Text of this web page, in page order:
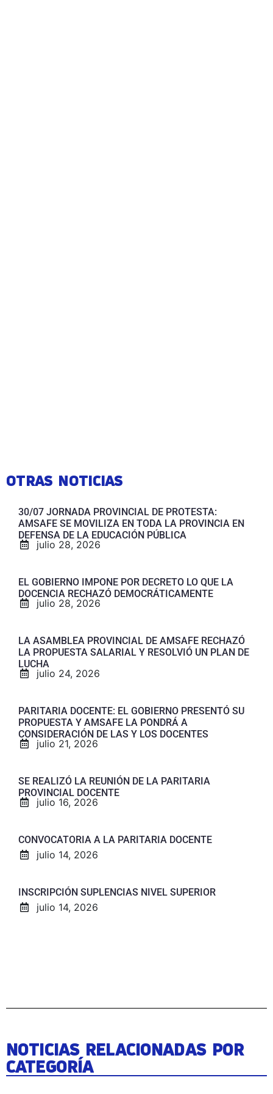
OTRAS NOTICIAS
30/07 JORNADA PROVINCIAL DE PROTESTA:
AMSAFE SE MOVILIZA EN TODA LA PROVINCIA EN
DEFENSA DE LA EDUCACIÓN PÚBLICA
julio 28, 2026
EL GOBIERNO IMPONE POR DECRETO LO QUE LA
DOCENCIA RECHAZÓ DEMOCRÁTICAMENTE
julio 28, 2026
LA ASAMBLEA PROVINCIAL DE AMSAFE RECHAZÓ
LA PROPUESTA SALARIAL Y RESOLVIÓ UN PLAN DE
LUCHA
julio 24, 2026
PARITARIA DOCENTE: EL GOBIERNO PRESENTÓ SU
PROPUESTA Y AMSAFE LA PONDRÁ A
CONSIDERACIÓN DE LAS Y LOS DOCENTES
julio 21, 2026
SE REALIZÓ LA REUNIÓN DE LA PARITARIA
PROVINCIAL DOCENTE
julio 16, 2026
CONVOCATORIA A LA PARITARIA DOCENTE
julio 14, 2026
INSCRIPCIÓN SUPLENCIAS NIVEL SUPERIOR
julio 14, 2026
NOTICIAS RELACIONADAS POR
CATEGORÍA